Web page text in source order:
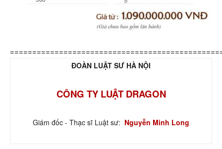
ĐOÀN LUẬT SƯ HÀ NỘI
CÔNG TY LUẬT DRAGON
Giám đốc - Thạc sĩ Luật sư: Nguyễn Minh Long